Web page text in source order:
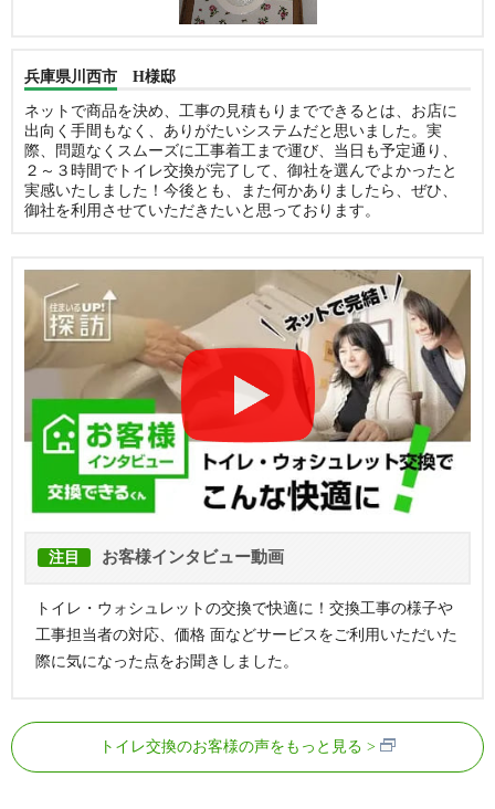
兵庫県川西市 H様邸
ネットで商品を決め、工事の見積もりまでできるとは、お店に
出向く手間もなく、ありがたいシステムだと思いました。実
際、問題なくスムーズに工事着工まで運び、当日も予定通り、
２～３時間でトイレ交換が完了して、御社を選んでよかったと
実感いたしました！今後とも、また何かありましたら、ぜひ、
御社を利用させていただきたいと思っております。
注目 お客様インタビュー動画
トイレ・ウォシュレットの交換で快適に！交換工事の様子や
工事担当者の対応、価格 面などサービスをご利用いただいた
際に気になった点をお聞きしました。
トイレ交換のお客様の声をもっと見る